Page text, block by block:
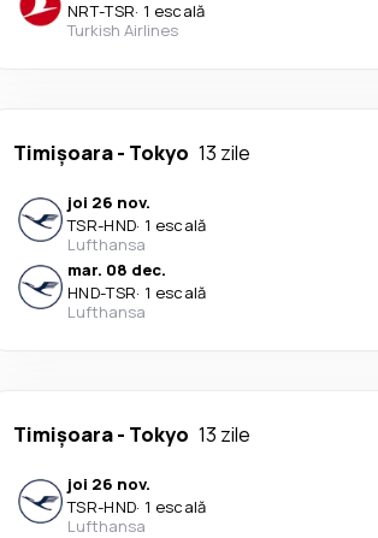
NRT-TSR· 1 escală
Turkish Airlines
Timișoara- Tokyo 13 zile
joi 26 nov.
TSR-HND· 1 escală
Lufthansa
mar. 08 dec.
HND-TSR· 1 escală
Lufthansa
Timișoara- Tokyo 13 zile
joi 26 nov.
TSR-HND· 1 escală
Lufthansa